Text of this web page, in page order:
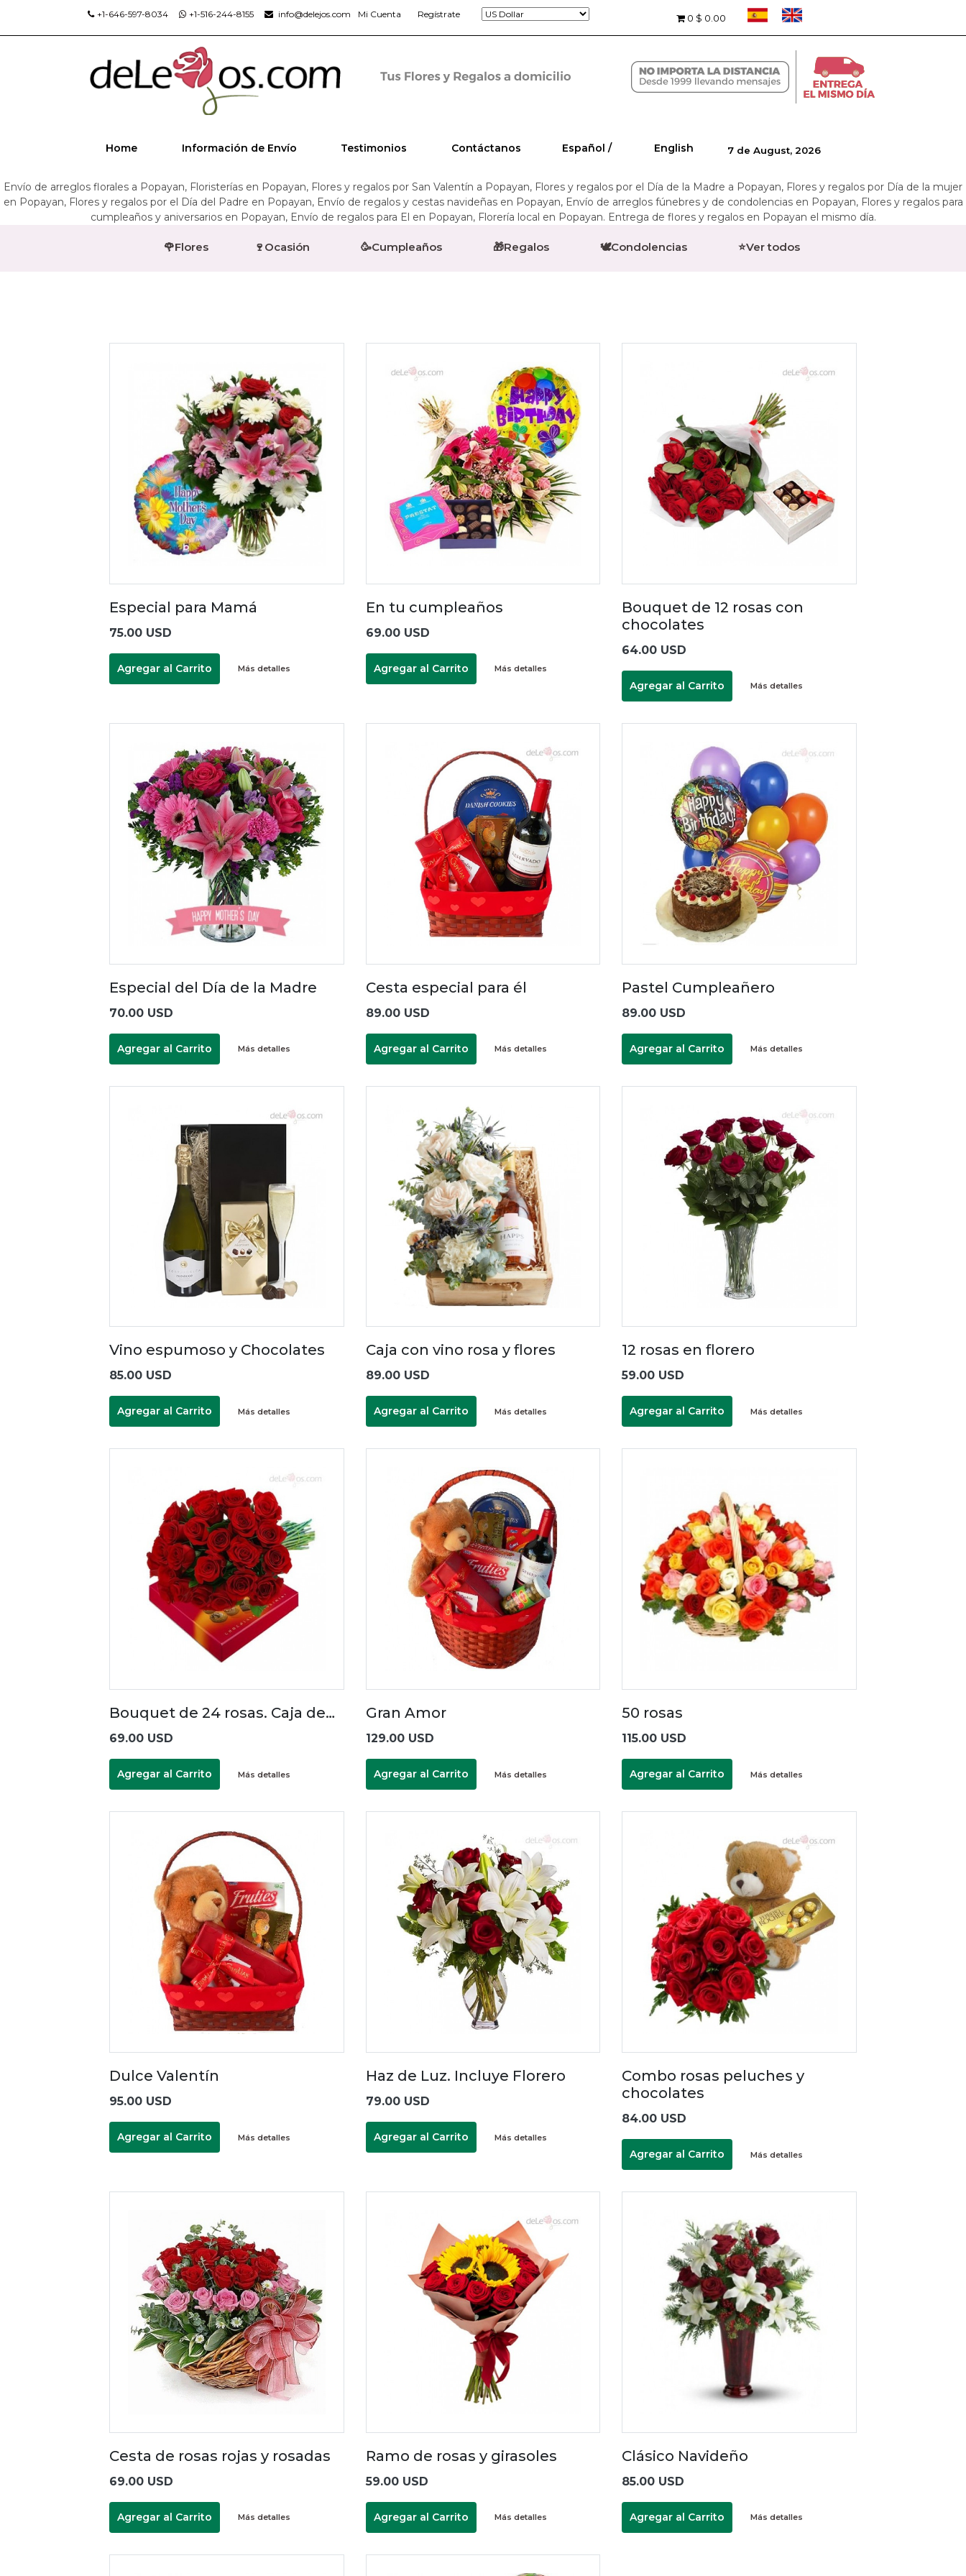
+1-646-597-8034 +1-516-244-8155 info@delejos.com Mi Cuenta Regístrate 0 $ 0.00
Home Información de Envío Testimonios Contáctanos Español / English 7 de August, 2026
Envío de arreglos florales a Popayan, Floristerías en Popayan, Flores y regalos por San Valentín a Popayan, Flores y regalos por el Día de la Madre a Popayan, Flores y regalos por Día de la mujer
en Popayan, Flores y regalos por el Día del Padre en Popayan, Envío de regalos y cestas navideñas en Popayan, Envío de arreglos fúnebres y de condolencias en Popayan, Flores y regalos para
cumpleaños y aniversarios en Popayan, Envío de regalos para El en Popayan, Florería local en Popayan. Entrega de flores y regalos en Popayan el mismo día.
🌹Flores 🍷Ocasión 🥳Cumpleaños 🎁Regalos 🕊️Condolencias ⭐Ver todos
Especial para Mamá
75.00 USD
Agregar al Carrito Más detalles
En tu cumpleaños
69.00 USD
Agregar al Carrito Más detalles
Bouquet de 12 rosas con
chocolates
64.00 USD
Agregar al Carrito Más detalles
Especial del Día de la Madre
70.00 USD
Agregar al Carrito Más detalles
Cesta especial para él
89.00 USD
Agregar al Carrito Más detalles
Pastel Cumpleañero
89.00 USD
Agregar al Carrito Más detalles
Vino espumoso y Chocolates
85.00 USD
Agregar al Carrito Más detalles
Caja con vino rosa y flores
89.00 USD
Agregar al Carrito Más detalles
12 rosas en florero
59.00 USD
Agregar al Carrito Más detalles
Bouquet de 24 rosas. Caja de…
69.00 USD
Agregar al Carrito Más detalles
Gran Amor
129.00 USD
Agregar al Carrito Más detalles
50 rosas
115.00 USD
Agregar al Carrito Más detalles
Dulce Valentín
95.00 USD
Agregar al Carrito Más detalles
Haz de Luz. Incluye Florero
79.00 USD
Agregar al Carrito Más detalles
Combo rosas peluches y
chocolates
84.00 USD
Agregar al Carrito Más detalles
Cesta de rosas rojas y rosadas
69.00 USD
Agregar al Carrito Más detalles
Ramo de rosas y girasoles
59.00 USD
Agregar al Carrito Más detalles
Clásico Navideño
85.00 USD
Agregar al Carrito Más detalles